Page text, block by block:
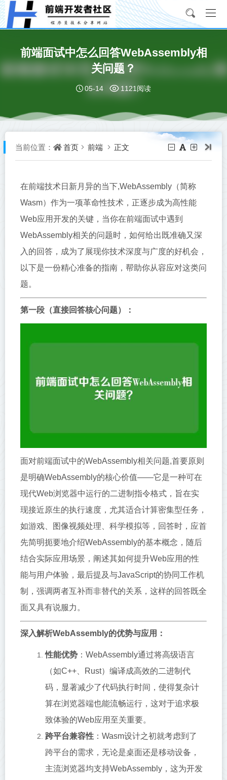
前端面试中怎么回答WebAssembly相
关问题？
05-14 1121阅读
当前位置： 首页 前端 正文
在前端技术日新月异的当下,WebAssembly（简称
Wasm）作为一项革命性技术，正逐步成为高性能
Web应用开发的关键，当你在前端面试中遇到
WebAssembly相关的问题时，如何给出既准确又深
入的回答，成为了展现你技术深度与广度的好机会，
以下是一份精心准备的指南，帮助你从容应对这类问
题。
第一段（直接回答核心问题）：
面对前端面试中的WebAssembly相关问题,首要原则
是明确WebAssembly的核心价值——它是一种可在
现代Web浏览器中运行的二进制指令格式，旨在实
现接近原生的执行速度，尤其适合计算密集型任务，
如游戏、图像视频处理、科学模拟等，回答时，应首
先简明扼要地介绍WebAssembly的基本概念，随后
结合实际应用场景，阐述其如何提升Web应用的性
能与用户体验，最后提及与JavaScript的协同工作机
制，强调两者互补而非替代的关系，这样的回答既全
面又具有说服力。
深入解析WebAssembly的优势与应用：
性能优势 ：WebAssembly通过将高级语言
（如C++、Rust）编译成高效的二进制代
码，显著减少了代码执行时间，使得复杂计
算在浏览器端也能流畅运行，这对于追求极
致体验的Web应用至关重要。
跨平台兼容性 ：Wasm设计之初就考虑到了
跨平台的需求，无论是桌面还是移动设备，
主流浏览器均支持WebAssembly，这为开发